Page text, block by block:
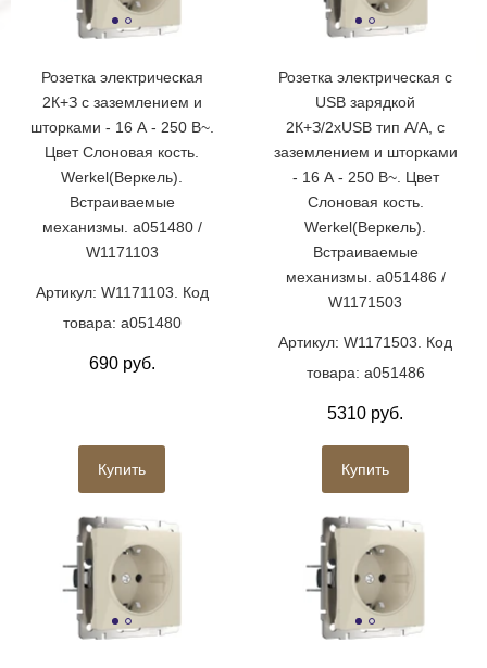
Розетка электрическая
2К+З с заземлением и
шторками - 16 А - 250 В~.
Цвет Слоновая кость.
Werkel(Веркель).
Встраиваемые
механизмы. a051480 /
W1171103
Артикул: W1171103. Код
товара: a051480
690 руб.
Купить
Розетка электрическая с
USB зарядкой
2К+З/2хUSB тип А/А, с
заземлением и шторками
- 16 А - 250 В~. Цвет
Слоновая кость.
Werkel(Веркель).
Встраиваемые
механизмы. a051486 /
W1171503
Артикул: W1171503. Код
товара: a051486
5310 руб.
Купить